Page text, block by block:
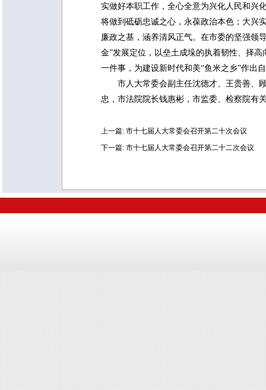
实做好本职工作，全心全意为兴化人民和兴
将做到砥砺忠诚之心，永葆政治本色；大兴
廉政之基，涵养清风正气。在市委的坚强领
金”发展定位，以垒土成垛的执着韧性、择
一件事，为建设新时代和美“鱼米之乡”作出
市人大常委会副主任沈德才、王贵善、
忠，市法院院长钱惠彬，市监委、检察院有
上一篇: 市十七届人大常委会召开第二十次会议
下一篇: 市十七届人大常委会召开第二十二次会议